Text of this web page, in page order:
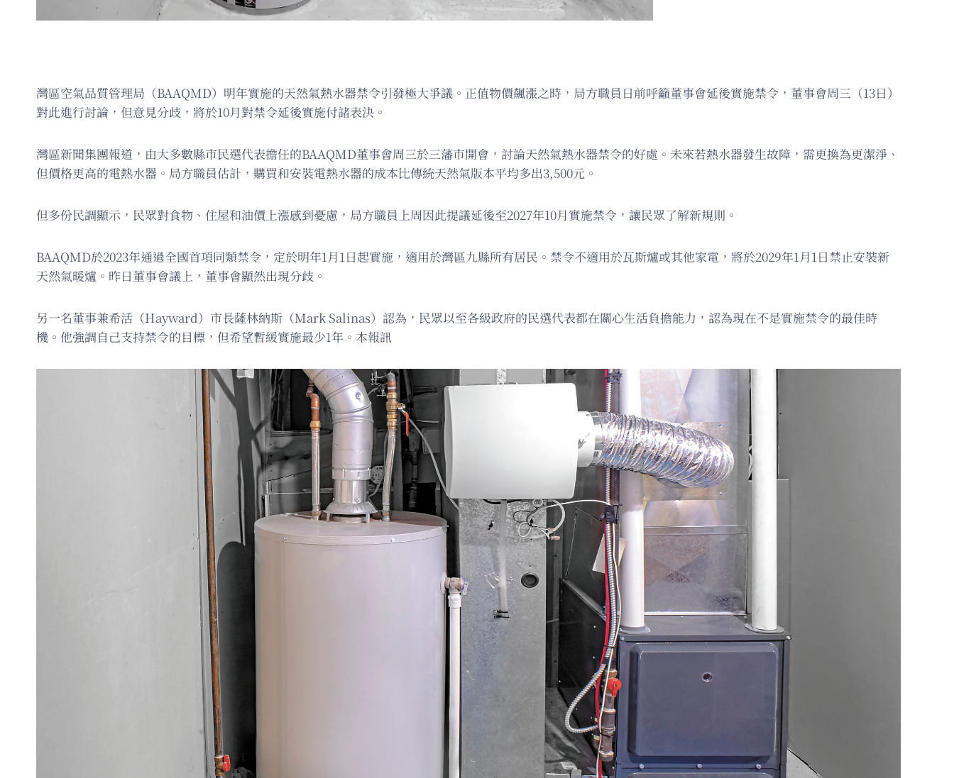
灣區空氣品質管理局（BAAQMD）明年實施的天然氣熱水器禁令引發極大爭議。正值物價飆漲之時，局方職員日前呼籲董事會延後實施禁令，董事會周三（13日）
對此進行討論，但意見分歧，將於10月對禁令延後實施付諸表決。
灣區新聞集團報道，由大多數縣市民選代表擔任的BAAQMD董事會周三於三藩市開會，討論天然氣熱水器禁令的好處。未來若熱水器發生故障，需更換為更潔淨、
但價格更高的電熱水器。局方職員估計，購買和安裝電熱水器的成本比傳統天然氣版本平均多出3,500元。
但多份民調顯示，民眾對食物、住屋和油價上漲感到憂慮，局方職員上周因此提議延後至2027年10月實施禁令，讓民眾了解新規則。
BAAQMD於2023年通過全國首項同類禁令，定於明年1月1日起實施，適用於灣區九縣所有居民。禁令不適用於瓦斯爐或其他家電，將於2029年1月1日禁止安裝新
天然氣暖爐。昨日董事會議上，董事會顯然出現分歧。
另一名董事兼希活（Hayward）市長薩林納斯（Mark Salinas）認為，民眾以至各級政府的民選代表都在關心生活負擔能力，認為現在不是實施禁令的最佳時
機。他強調自己支持禁令的目標，但希望暫緩實施最少1年。本報訊